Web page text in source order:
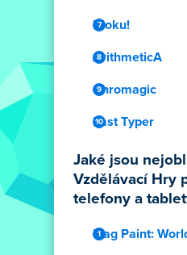
Bloku!
ArithmeticA
Chromagic
Fast Typer
Jaké jsou
Vzdělávací Hry
telefony a
Flag Paint: